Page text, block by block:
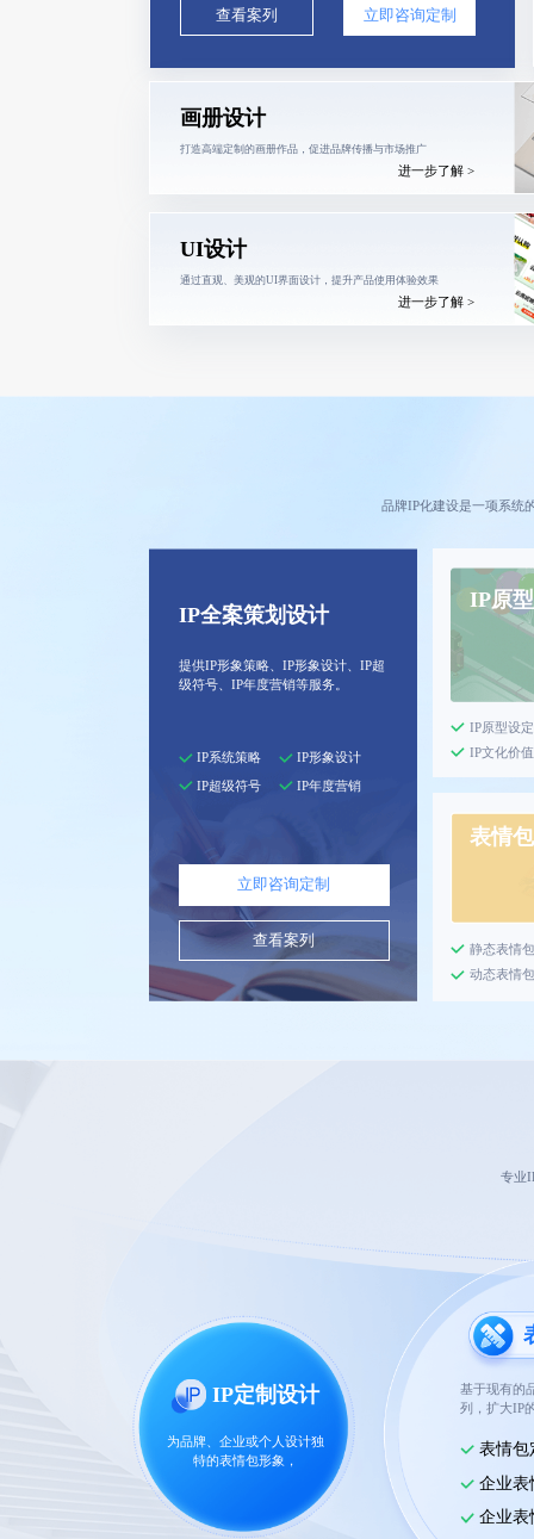
查看案列 立即咨询定制
画册设计
打造高端定制的画册作品，促进品牌传播与市场推广
进一步了解 >
UI设计
通过直观、美观的UI界面设计，提升产品使用体验效果
进一步了解 >
品牌IP化建设是一项系统
IP全案策划设计
提供IP形象策略、IP形象设计、IP超
级符号、IP年度营销等服务。
IP系统策略
IP形象设计
IP超级符号
IP年度营销
立即咨询定制
查看案列
IP原
IP原型设定
IP文化价值
表情
静态表情
动态表情
专业
IP定制设计
为品牌、企业或个人设计独
特的表情包形象，
基于现有的
列，扩大IP
表情包
企业表
企业表